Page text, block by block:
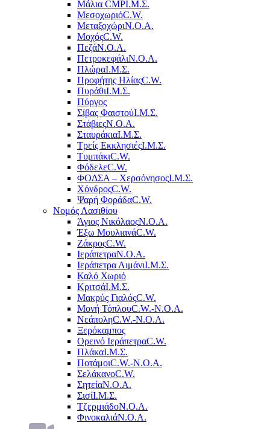
Μάλια CMPΙ.Μ.Σ.
ΜεσοχωριόC.W.
ΜεταξοχώριΝ.Ο.Α.
ΜοχόςC.W.
ΠεζάΝ.Ο.Α.
ΠετροκεφάλιΝ.Ο.Α.
ΠλώραΙ.Μ.Σ.
Προφήτης ΗλίαςC.W.
ΠυράθιΙ.Μ.Σ.
Πύργος
Σίβας ΦαιστούΙ.Μ.Σ.
ΣτάβιεςΝ.Ο.Α.
ΣταυράκιαΙ.Μ.Σ.
Τρείς ΕκκλησιέςΙ.Μ.Σ.
ΤυμπάκιC.W.
ΦόδελεC.W.
ΦΟΔΣΑ – ΧερσόνησοςΙ.Μ.Σ.
ΧόνδροςC.W.
Ψαρή ΦοράδαC.W.
Νομός Λασιθίου
Άγιος ΝικόλαοςΝ.Ο.Α.
Έξω ΜουλιανάC.W.
ΖάκροςC.W.
ΙεράπετραΝ.Ο.Α.
Ιεράπετρα ΛιμάνιΙ.Μ.Σ.
Καλό Χωριό
ΚριτσάΙ.Μ.Σ.
Μακρύς ΓιαλόςC.W.
Μονή ΤόπλουC.W.-Ν.Ο.Α.
ΝεάποληC.W.-Ν.Ο.Α.
Ξερόκαμπος
Ορεινό ΙεράπετραC.W.
ΠλάκαΙ.Μ.Σ.
ΠοτάμοιC.W.-Ν.Ο.Α.
ΣελάκανοC.W.
ΣητείαΝ.Ο.Α.
ΣισίΙ.Μ.Σ.
ΤζερμιάδοΝ.Ο.Α.
ΦινοκαλιάΝ.Ο.Α.